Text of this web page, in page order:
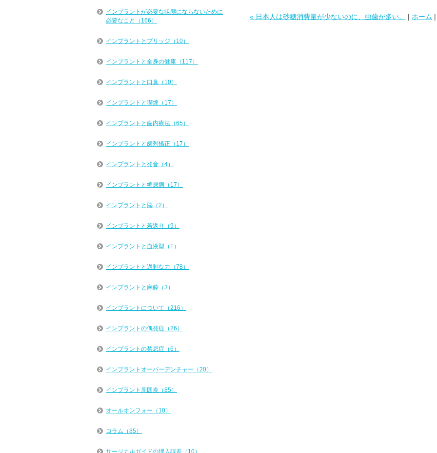
« 日本人は砂糖消費量が少ないのに、虫歯が多い。 | ホーム |
インプラントが必要な状態にならないために
必要なこと（166）
インプラントとブリッジ（10）
インプラントと全身の健康（117）
インプラントと口臭（10）
インプラントと喫煙（17）
インプラントと歯内療法（65）
インプラントと歯列矯正（17）
インプラントと発音（4）
インプラントと糖尿病（17）
インプラントと脳（2）
インプラントと若返り（9）
インプラントと血液型（1）
インプラントと過剰な力（78）
インプラントと麻酔（3）
インプラントについて（216）
インプラントの偶発症（26）
インプラントの禁忌症（6）
インプラントオーバーデンチャー（20）
インプラント周囲炎（85）
オールオンフォー（10）
コラム（85）
サージカルガイドの埋入誤差（10）